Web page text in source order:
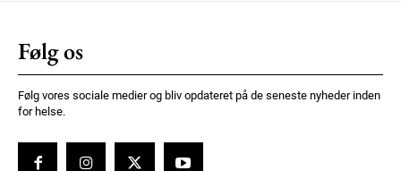
Følg os
Følg vores sociale medier og bliv opdateret på de seneste nyheder inden
for helse.